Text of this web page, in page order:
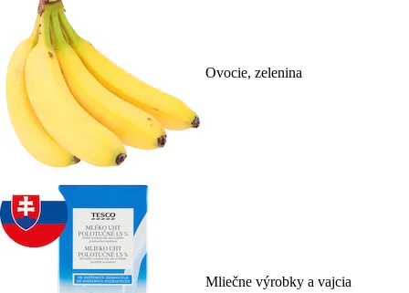
Ovocie, zelenina
Mliečne výrobky a vajcia